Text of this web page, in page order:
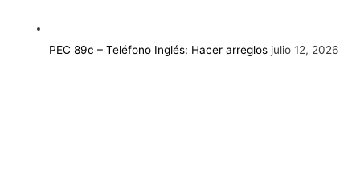
PEC 89c – Teléfono Inglés: Hacer arreglos julio 12, 2026